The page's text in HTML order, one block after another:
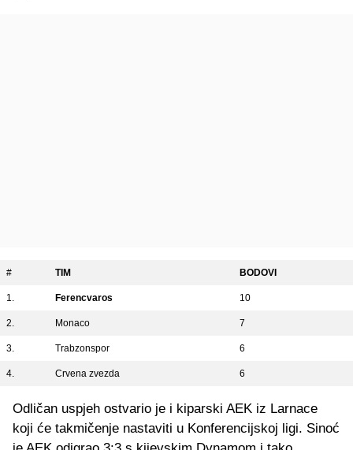
# TIM BODOVI
1. Ferencvaros 10
2. Monaco 7
3. Trabzonspor 6
4. Crvena zvezda 6
Odličan uspjeh ostvario je i kiparski AEK iz Larnace
koji će takmičenje nastaviti u Konferencijskoj ligi. Sinoć